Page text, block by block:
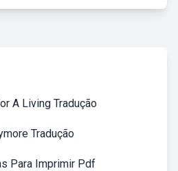
A Living Tradução
Tradução
Para Imprimir Pdf